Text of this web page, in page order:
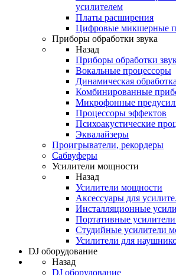
усилителем
Платы расширения
Цифровые микшерные
Приборы обработки звука
Назад
Приборы обработки
Вокальные процессоры
Динамическая обработка
Комбинированные
Микрофонные
Процессоры эффектов
Психоакустические
Эквалайзеры
Проигрыватели, рекордеры
Сабвуферы
Усилители мощности
Назад
Усилители мощности
Аксессуары для
Инсталляционные
Портативные
Студийные усилители
Усилители для
DJ оборудование
Назад
DJ оборудование